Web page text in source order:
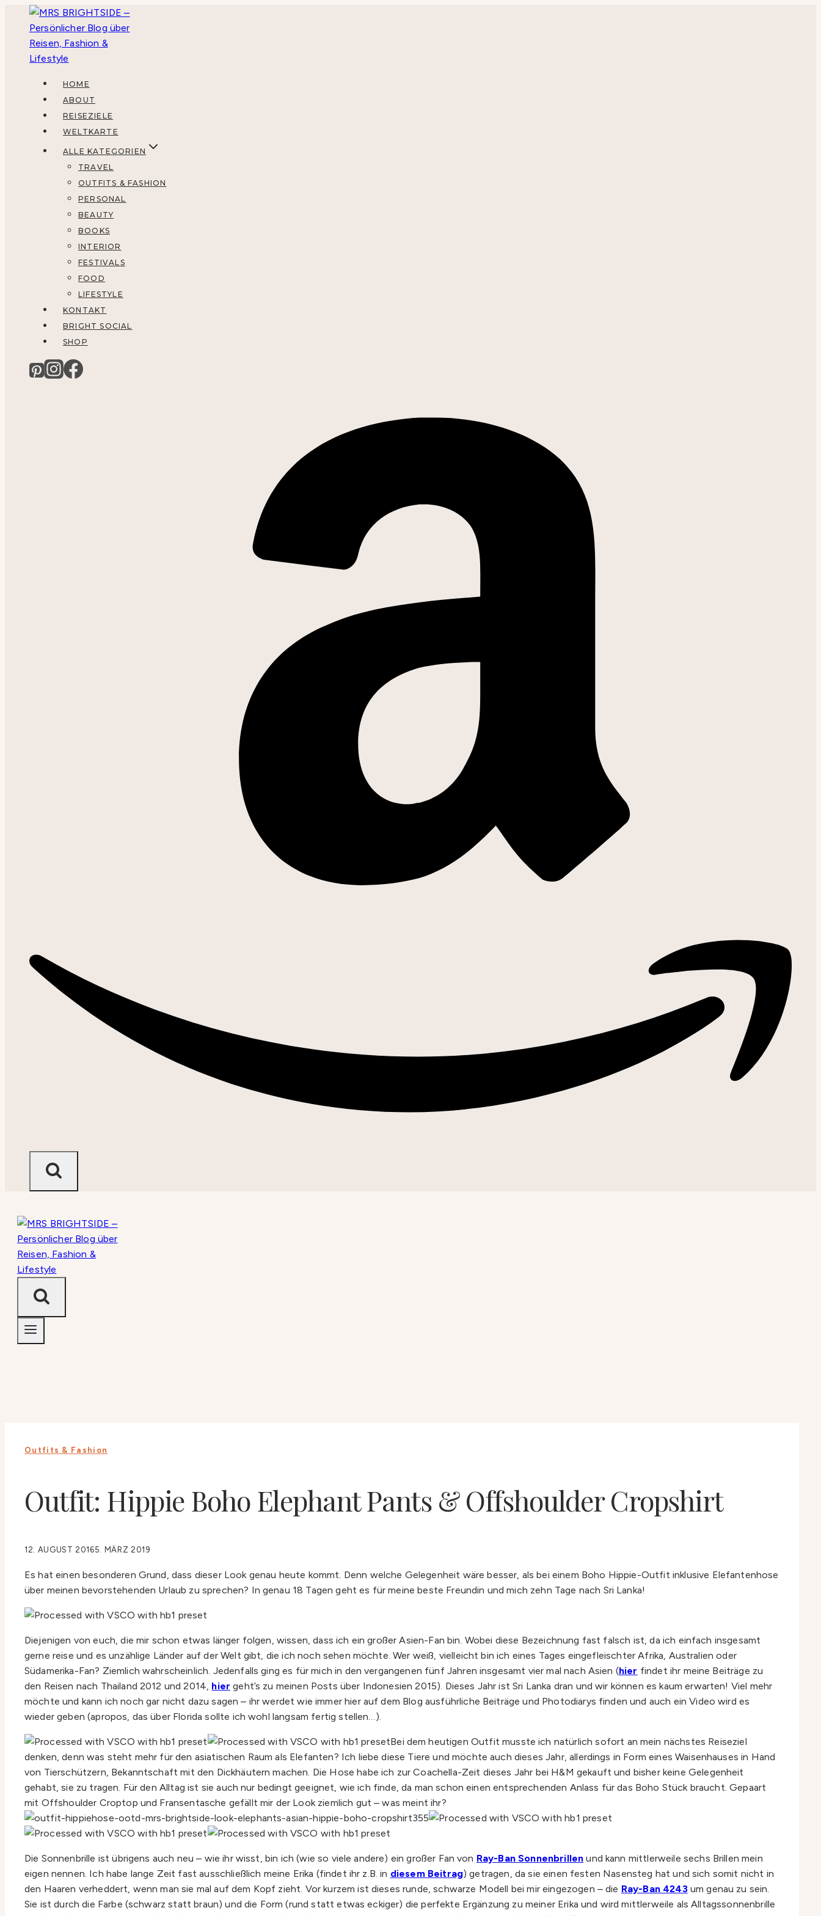
springen
HOME
ABOUT
REISEZIELE
WELTKARTE
ALLE KATEGORIEN
TRAVEL
OUTFITS & FASHION
PERSONAL
BEAUTY
BOOKS
INTERIOR
FESTIVALS
FOOD
LIFESTYLE
KONTAKT
BRIGHT SOCIAL
SHOP
Outfits & Fashion
Outfit: Hippie Boho Elephant Pants & Offshoulder Cropshirt
12. AUGUST 20165. MÄRZ 2019
Es hat einen besonderen Grund, dass dieser Look genau heute kommt. Denn welche Gelegenheit wäre besser, als bei einem Boho Hippie-Outfit inklusive Elefantenhose
über meinen bevorstehenden Urlaub zu sprechen? In genau 18 Tagen geht es für meine beste Freundin und mich zehn Tage nach Sri Lanka!
Diejenigen von euch, die mir schon etwas länger folgen, wissen, dass ich ein großer Asien-Fan bin. Wobei diese Bezeichnung fast falsch ist, da ich einfach insgesamt
gerne reise und es unzählige Länder auf der Welt gibt, die ich noch sehen möchte. Wer weiß, vielleicht bin ich eines Tages eingefleischter Afrika, Australien oder
Südamerika-Fan? Ziemlich wahrscheinlich. Jedenfalls ging es für mich in den vergangenen fünf Jahren insgesamt vier mal nach Asien (hier findet ihr meine Beiträge zu
den Reisen nach Thailand 2012 und 2014, hier geht’s zu meinen Posts über Indonesien 2015). Dieses Jahr ist Sri Lanka dran und wir können es kaum erwarten! Viel mehr
möchte und kann ich noch gar nicht dazu sagen – ihr werdet wie immer hier auf dem Blog ausführliche Beiträge und Photodiarys finden und auch ein Video wird es
wieder geben (apropos, das über Florida sollte ich wohl langsam fertig stellen…).
Bei dem heutigen Outfit musste ich natürlich sofort an mein nächstes Reiseziel
denken, denn was steht mehr für den asiatischen Raum als Elefanten? Ich liebe diese Tiere und möchte auch dieses Jahr, allerdings in Form eines Waisenhauses in Hand
von Tierschützern, Bekanntschaft mit den Dickhäutern machen. Die Hose habe ich zur Coachella-Zeit dieses Jahr bei H&M gekauft und bisher keine Gelegenheit
gehabt, sie zu tragen. Für den Alltag ist sie auch nur bedingt geeignet, wie ich finde, da man schon einen entsprechenden Anlass für das Boho Stück braucht. Gepaart
mit Offshoulder Croptop und Fransentasche gefällt mir der Look ziemlich gut – was meint ihr?
Die Sonnenbrille ist übrigens auch neu – wie ihr wisst, bin ich (wie so viele andere) ein großer Fan von Ray-Ban Sonnenbrillen und kann mittlerweile sechs Brillen mein
eigen nennen. Ich habe lange Zeit fast ausschließlich meine Erika (findet ihr z.B. in diesem Beitrag) getragen, da sie einen festen Nasensteg hat und sich somit nicht in
den Haaren verheddert, wenn man sie mal auf dem Kopf zieht. Vor kurzem ist dieses runde, schwarze Modell bei mir eingezogen – die Ray-Ban 4243um genau zu sein.
Sie ist durch die Farbe (schwarz statt braun) und die Form (rund statt etwas eckiger) die perfekte Ergänzung zu meiner Erika und wird mittlerweile als Alltagssonnenbrille